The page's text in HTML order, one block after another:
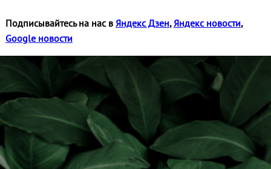
Подписывайтесь на нас в Яндекс Дзен, Яндекс новости,
Google новости